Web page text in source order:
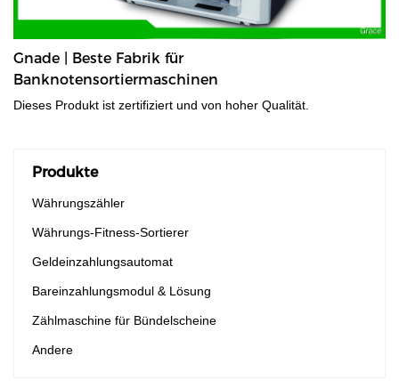
Gnade | Beste Fabrik für
Banknotensortiermaschinen
Dieses Produkt ist zertifiziert und von hoher Qualität.
Produkte
Währungszähler
Währungs-Fitness-Sortierer
Geldeinzahlungsautomat
Bareinzahlungsmodul & Lösung
Zählmaschine für Bündelscheine
Andere